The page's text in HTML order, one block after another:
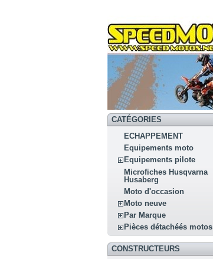
CATÉGORIES
ECHAPPEMENT
Equipements moto
Equipements pilote
Microfiches Husqvarna
Husaberg
Moto d'occasion
Moto neuve
Par Marque
Pièces détachéés motos
CONSTRUCTEURS